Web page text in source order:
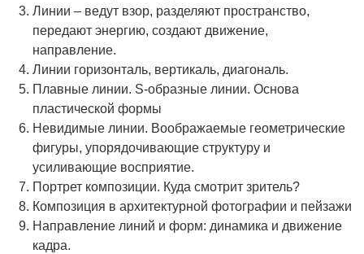
Линии – ведут взор, разделяют пространство,
передают энергию, создают движение,
направление.
Линии горизонталь, вертикаль, диагональ.
Плавные линии. S-образные линии. Основа
пластической формы
Невидимые линии. Воображаемые геометрические
фигуры, упорядочивающие структуру и
усиливающие восприятие.
Портрет композиции. Куда смотрит зритель?
Композиция в архитектурной фотографии и пейзажи
Направление линий и форм: динамика и движение
кадра.